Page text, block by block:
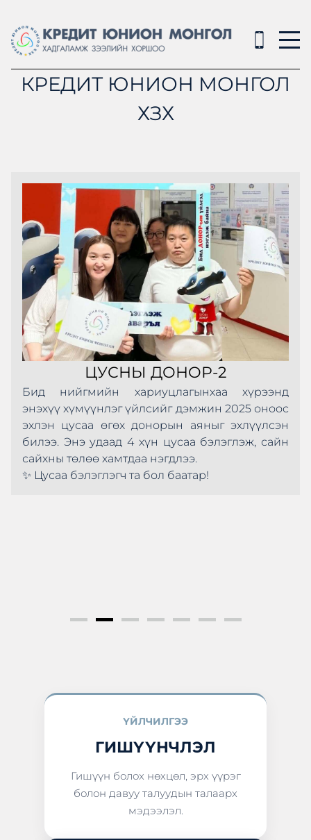
КРЕДИТ ЮНИОН МОНГОЛ
ХЗХ
ЦУСНЫ ДОНОР-2
Бид нийгмийн хариуцлагынхаа хүрээнд
энэхүү хүмүүнлэг үйлсийг дэмжин 2025 оноос
эхлэн цусаа өгөх донорын аяныг эхлүүлсэн
билээ. Энэ удаад 4 хүн цусаа бэлэглэж, сайн
сайхны төлөө хамтдаа нэгдлээ.
✨ Цусаа бэлэглэгч та бол баатар!
ҮЙЛЧИЛГЭЭ
ГИШҮҮНЧЛЭЛ
Гишүүн болох нөхцөл, эрх үүрэг
болон давуу талуудын талаарх
мэдээлэл.